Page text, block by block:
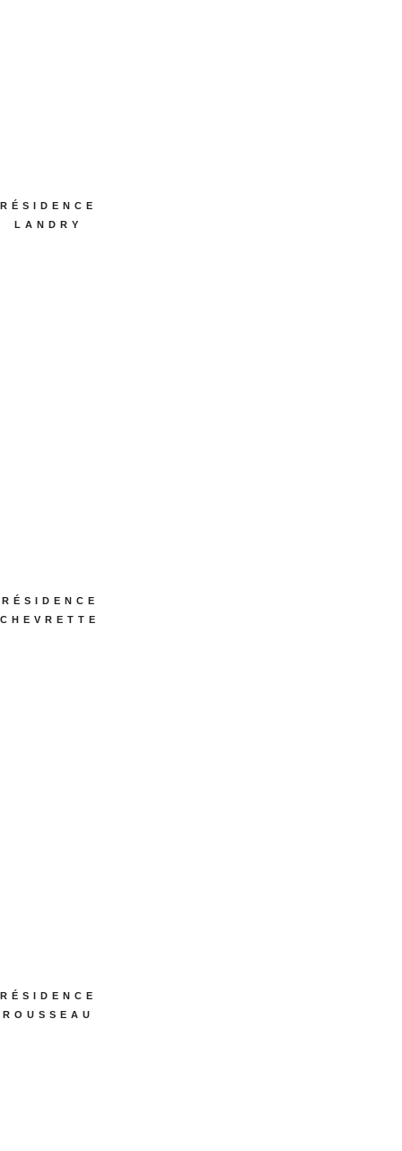
RÉSIDENCE
LANDRY
RÉSIDENCE
CHEVRETTE
RÉSIDENCE
ROUSSEAU